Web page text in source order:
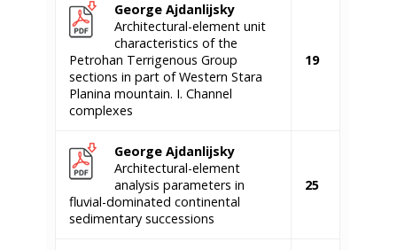
George Ajdanlijsky
Architectural-element unit
characteristics of the
Petrohan Terrigenous Group
sections in part of Western Stara
Planina mountain. I. Channel
complexes
19
George Ajdanlijsky
Architectural-element
analysis parameters in
fluvial-dominated continental
sedimentary successions
25